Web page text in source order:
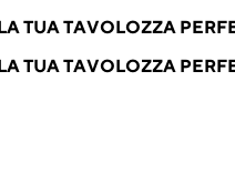
TUA TAVOLOZZA
TUA TAVOLOZZA